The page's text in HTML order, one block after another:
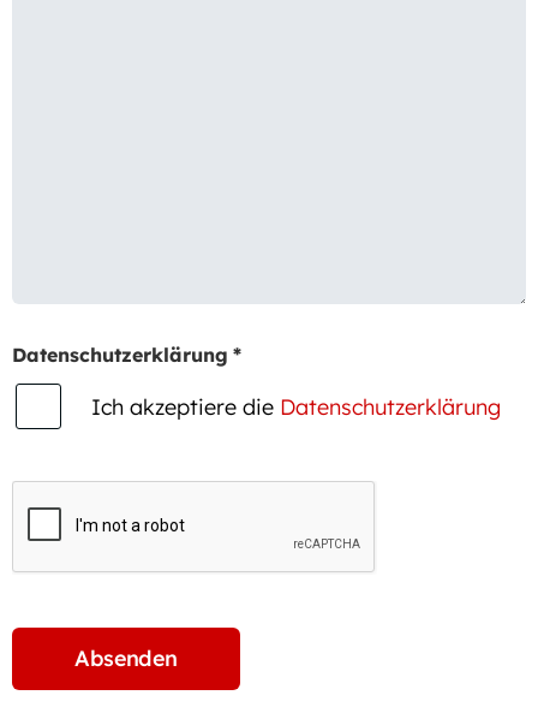
Datenschutzerklärung *
Ich akzeptiere die Datenschutzerklärung